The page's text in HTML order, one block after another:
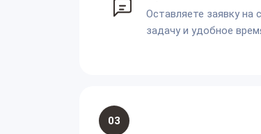
Оставляете заявку на
задачу и удобное
03